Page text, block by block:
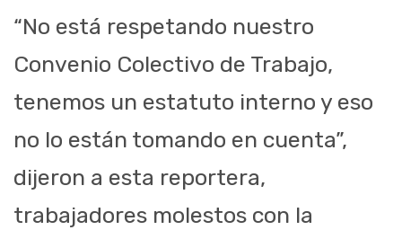
“No está respetando nuestro
Convenio Colectivo de Trabajo,
tenemos un estatuto interno y eso
no lo están tomando en cuenta”,
dijeron a esta reportera,
trabajadores molestos con la